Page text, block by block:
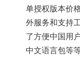
单授权版本价
外服务和支持
了方便中国用
中文语言包等等